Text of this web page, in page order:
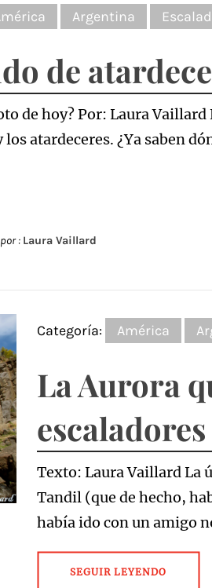
Argentina
de
de hoy? Por: Laura Vaillard
atardeceres. ¿Ya saben
: Laura Vaillard
Categoría: América
La Aurora
escaladores
Texto: Laura Vaillard La
Tandil (que de hecho,
había ido con un amigo
SEGUIR LEYENDO